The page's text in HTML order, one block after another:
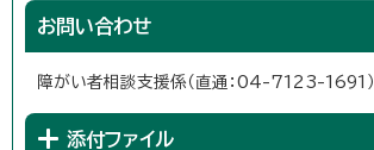
お問い合わせ
障がい者相談支援係（直通：04-7123-1691）
添付ファイル